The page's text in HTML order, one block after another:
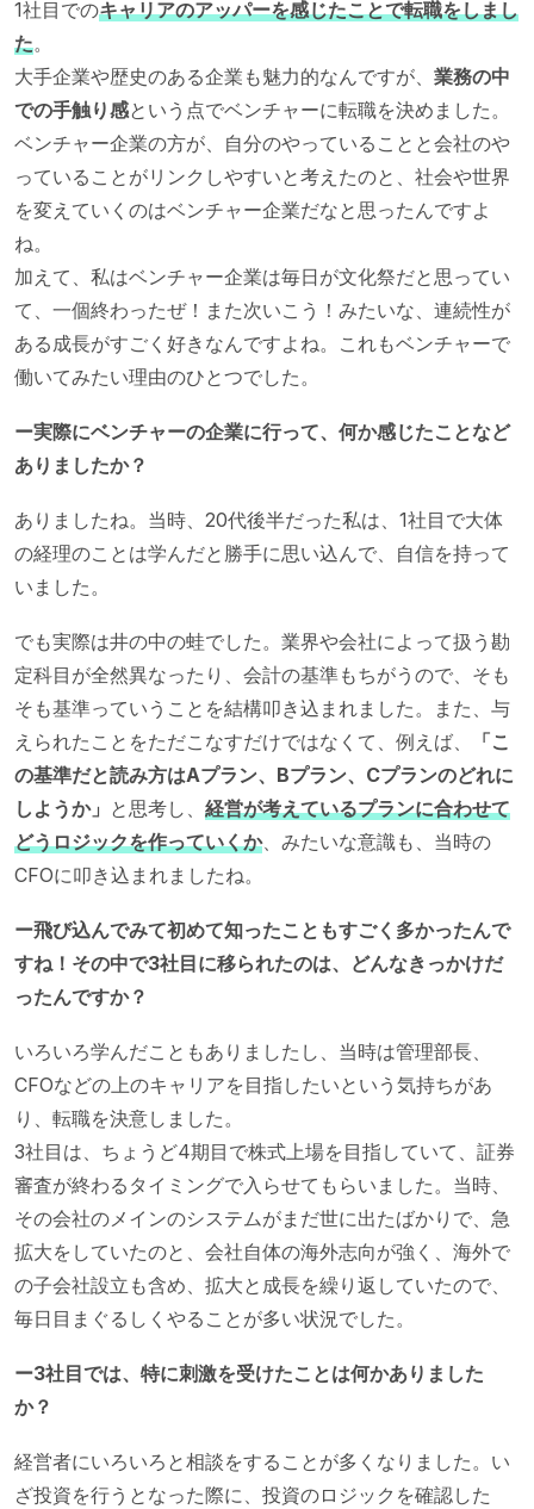
1社目でのキャリアのアッパーを感じたことで転職をしまし
た。
大手企業や歴史のある企業も魅力的なんですが、 業務の中
での手触り感という点でベンチャーに転職を決めました。
ベンチャー企業の方が、自分のやっていることと会社のや
っていることがリンクしやすいと考えたのと、社会や世界
を変えていくのはベンチャー企業だなと思ったんですよ
ね。
加えて、私はベンチャー企業は毎日が文化祭だと思ってい
て、一個終わったぜ！また次いこう！みたいな、連続性が
ある成長がすごく好きなんですよね。これもベンチャーで
働いてみたい理由のひとつでした。
ー実際にベンチャーの企業に行って、何か感じたことなど
ありましたか？
ありましたね。当時、20代後半だった私は、1社目で大体
の経理のことは学んだと勝手に思い込んで、自信を持って
いました。
でも実際は井の中の蛙でした。業界や会社によって扱う勘
定科目が全然異なったり、会計の基準もちがうので、そも
そも基準っていうことを結構叩き込まれました。また、与
えられたことをただこなすだけではなくて、例えば、
「こ
の基準だと読み方はAプラン、Bプラン、Cプランのどれに
しようか」 と思考し、 経営が考えているプランに合わせて
どうロジックを作っていくか、みたいな意識も、当時の
CFOに叩き込まれましたね。
ー飛び込んでみて初めて知ったこともすごく多かったんで
すね！その中で3社目に移られたのは、どんなきっかけだ
ったんですか？
いろいろ学んだこともありましたし、当時は管理部長、
CFOなどの上のキャリアを目指したいという気持ちがあ
り、転職を決意しました。
3社目は、ちょうど4期目で株式上場を目指していて、証券
審査が終わるタイミングで入らせてもらいました。当時、
その会社のメインのシステムがまだ世に出たばかりで、急
拡大をしていたのと、会社自体の海外志向が強く、海外で
の子会社設立も含め、拡大と成長を繰り返していたので、
毎日目まぐるしくやることが多い状況でした。
ー3社目では、特に刺激を受けたことは何かありました
か？
経営者にいろいろと相談をすることが多くなりました。い
ざ投資を行うとなった際に、投資のロジックを確認した